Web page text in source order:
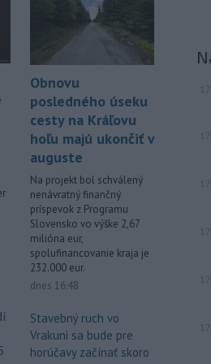
Filip Kuffa tvrdí, že mu Európska
komisia (EK) dala za pravdu v
súvislosti s vládnou pripomienkou k
zonáciám národných parkov (NP) a
naďalej je tak ohrozených 450
miliónov eur z plánu obnovy.
Obnovu
posledného úseku
cesty na Kráľovu
hoľu majú ukončiť v
auguste
Na projekt bol schválený
nenávratný finančný
príspevok z Programu
Slovensko vo výške 2,67
milióna eur,
spolufinancovanie kraja je
232.000 eur.
dnes 16:48
Stavebný ruch vo
Vrakuni sa bude pre
horúčavy začínať skoro